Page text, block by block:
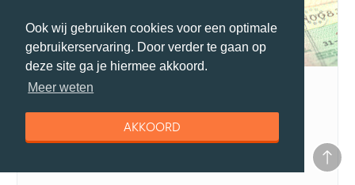
Ook wij gebruiken cookies voor een optimale
gebruikerservaring. Door verder te gaan op
deze site ga je hiermee akkoord.
Meer weten
AKKOORD
reisgids
Paspoort en visum Japan
bestemming? Dan heb je wellicht een...